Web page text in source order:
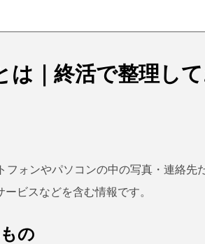
は｜終活で整理し
フォンやパソコンの中の写真・連絡先
ビスなどを含む情報です。
の